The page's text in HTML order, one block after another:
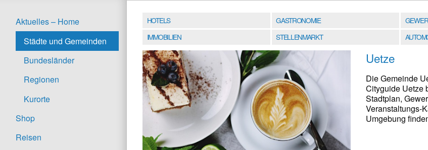
Aktuelles – Home
Städte und Gemeinden
Bundesländer
Regionen
Kurorte
Shop
Reisen
HOTELS GASTRONOMIE
IMMOBILIEN
STELLENMARKT
Uetze
Die Gemeinde
Cityguide Uetze
Stadtplan,
Veranstaltungs-
Umgebung